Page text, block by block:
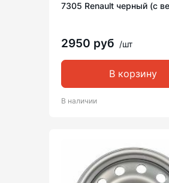
7305 Renault черный (с
2950 руб /шт
В корзину
В наличии